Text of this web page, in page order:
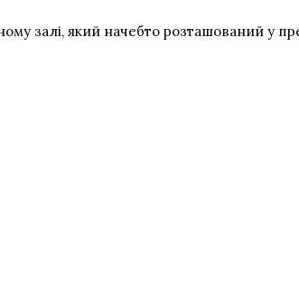
залі, який начебто розташований у